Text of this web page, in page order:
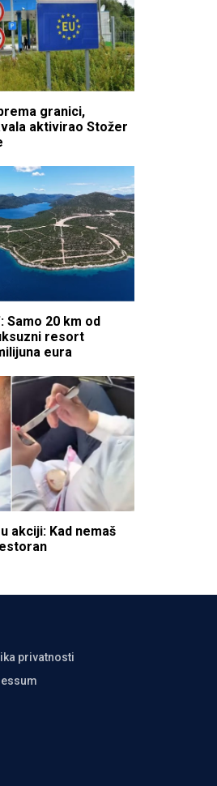
granici,
aktivirao Stožer
Samo 20 km od
resort
eura
akciji: Kad nemaš
privatnosti